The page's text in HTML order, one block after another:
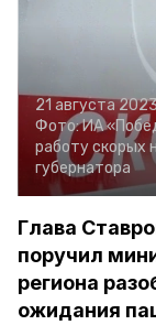
21 августа
Фото:ИА
работу скорых
губернатора
Глава
поручил
региона
ожидания